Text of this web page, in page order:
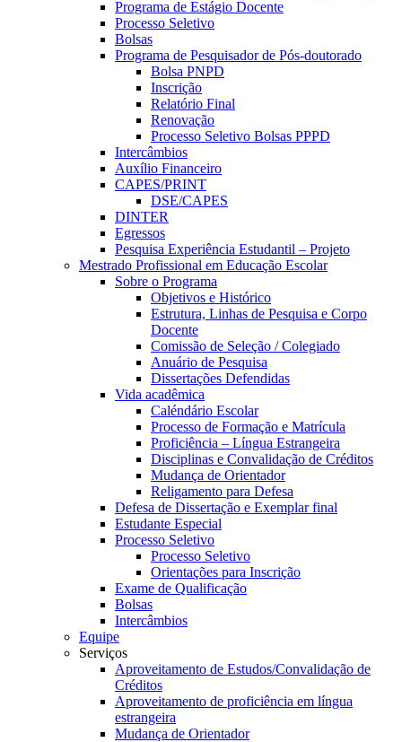
Programa de Estágio Docente
Processo Seletivo
Bolsas
Programa de Pesquisador de Pós-doutorado
Bolsa PNPD
Inscrição
Relatório Final
Renovação
Processo Seletivo Bolsas PPPD
Intercâmbios
Auxílio Financeiro
CAPES/PRINT
DSE/CAPES
DINTER
Egressos
Pesquisa Experiência Estudantil – Projeto
Mestrado Profissional em Educação Escolar
Sobre o Programa
Objetivos e Histórico
Estrutura, Linhas de Pesquisa e Corpo
Docente
Comissão de Seleção / Colegiado
Anuário de Pesquisa
Dissertações Defendidas
Vida acadêmica
Caléndário Escolar
Processo de Formação e Matrícula
Proficiência – Língua Estrangeira
Disciplinas e Convalidação de Créditos
Mudança de Orientador
Religamento para Defesa
Defesa de Dissertação e Exemplar final
Estudante Especial
Processo Seletivo
Processo Seletivo
Orientações para Inscrição
Exame de Qualificação
Bolsas
Intercâmbios
Equipe
Serviços
Aproveitamento de Estudos/Convalidação de
Créditos
Aproveitamento de proficiência em língua
estrangeira
Mudança de Orientador